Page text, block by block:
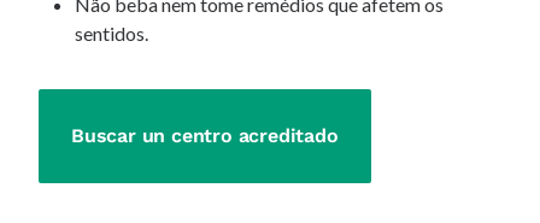
sentidos.
Buscar un centro acreditado